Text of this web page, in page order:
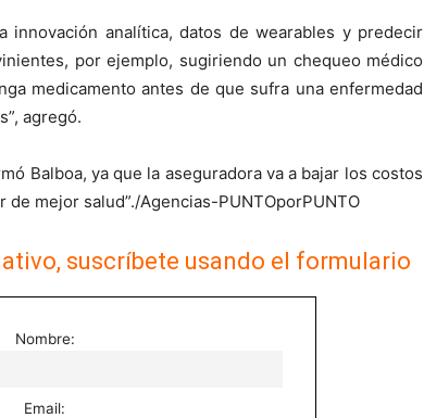
innovación analítica, datos de wearables y predecir
por ejemplo, sugiriendo un chequeo médico
medicamento antes de que sufra una enfermedad
agregó.
Balboa, ya que la aseguradora va a bajar los costos
de mejor salud”./Agencias-PUNTOporPUNTO
suscríbete usando el formulario
Nombre:
Email: